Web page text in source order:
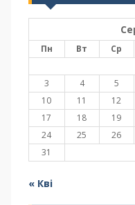
Пн Вт Ср
3
4 5
10
11 12
17
18 19
24
25 26
31
« Кві